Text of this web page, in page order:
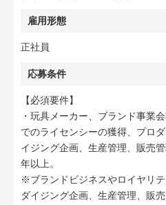
雇用形態
正社員
応募条件
【必須要件】
・玩具メーカー、ブランド事業
でのライセンシーの獲得、プロ
イジング企画、生産管理、販売
年以上。
※ブランドビジネスやロイヤリ
ダイジング企画、生産管理、販